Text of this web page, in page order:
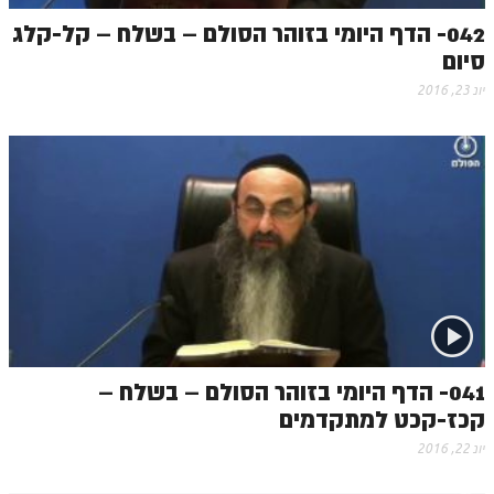
042- הדף היומי בזוהר הסולם – בשלח – קל-קלג
סיום
יונ 23, 2016
041- הדף היומי בזוהר הסולם – בשלח –
קכז-קכט למתקדמים
יונ 22, 2016